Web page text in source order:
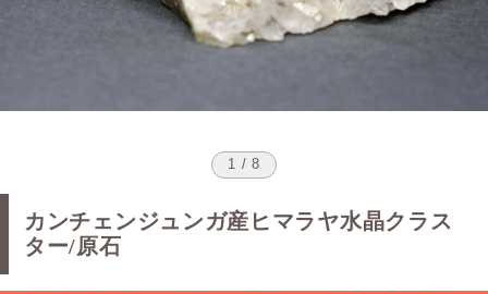
1 / 8
カンチェンジュンガ産ヒマラヤ水晶クラス
ター/原石